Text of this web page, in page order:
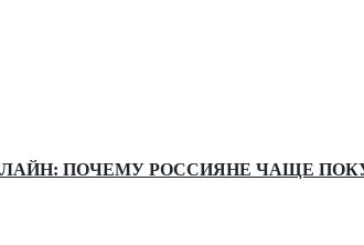
ПОЧЕМУ РОССИЯНЕ ЧАЩЕ